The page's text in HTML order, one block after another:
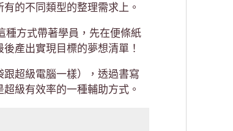
的不同類型的整理需求上。
種方式帶著學員，先在便條紙
產出實現目標的夢想清單！
超級電腦一樣），透過書寫
級有效率的一種輔助方式。